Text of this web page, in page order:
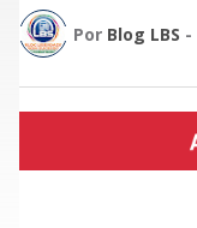
Por Blog LBS -